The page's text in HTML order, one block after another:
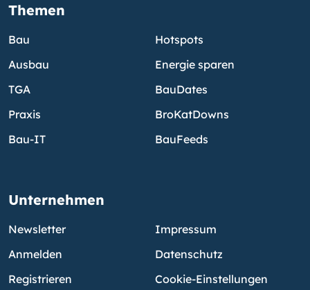
Themen
Bau
Ausbau
TGA
Praxis
Bau-IT
Hotspots
Energie sparen
BauDates
BroKatDowns
BauFeeds
Unternehmen
Newsletter
Anmelden
Registrieren
Impressum
Datenschutz
Cookie-Einstellungen